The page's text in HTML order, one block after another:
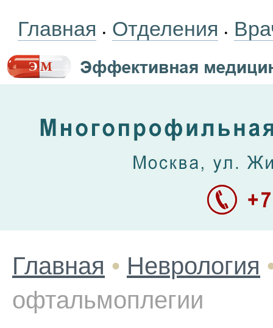
Главная • Отделения •
Главная • Неврология
офтальмоплегии